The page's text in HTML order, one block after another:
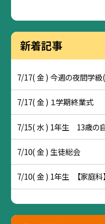
新着記事
7/17( 金 ) 今週の夜間学級
7/17( 金 ) １学期終業式
7/15( 水 ) 1年生 13歳の
7/10( 金 ) 生徒総会
7/10( 金 ) 1年生 【家庭科